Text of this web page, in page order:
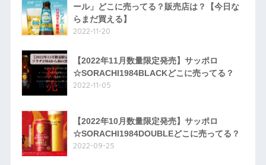
ール」どこに売ってる？販売店は？【今日な
らまだ買える】
2022-11-20
【2022年11月数量限定発売】サッポロ
☆SORACHI1984BLACKどこに売ってる？
2022-11-05
【2022年10月数量限定発売】サッポロ
☆SORACHI1984DOUBLEどこに売ってる？
2022-09-25